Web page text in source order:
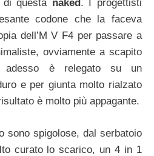
di questa naked . I progettisti
codone che la faceva
dell’M V F4 per passare a
ovviamente a scapito
adesso è relegato su un
e per giunta molto rialzato
è molto più appagante.
sono spigolose, dal serbatoio
curato lo scarico, un 4 in 1